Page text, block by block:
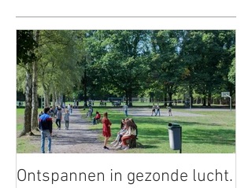
Ontspannen in gezonde lucht.